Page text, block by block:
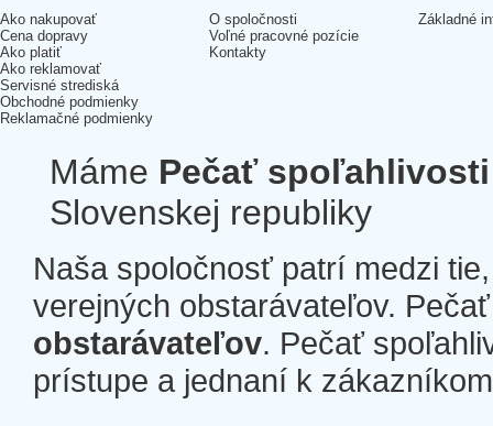
Ako nakupovať
Cena dopravy
Ako platiť
Ako reklamovať
Servisné strediská
Obchodné podmienky
Reklamačné podmienky
O spoločnosti
Voľné pracovné pozície
Kontakty
Základné
Máme Pečať spoľahlivosti
Slovenskej republiky
Naša spoločnosť patrí medzi
verejných obstarávateľov.
obstarávateľov. Pečať
prístupe a jednaní k